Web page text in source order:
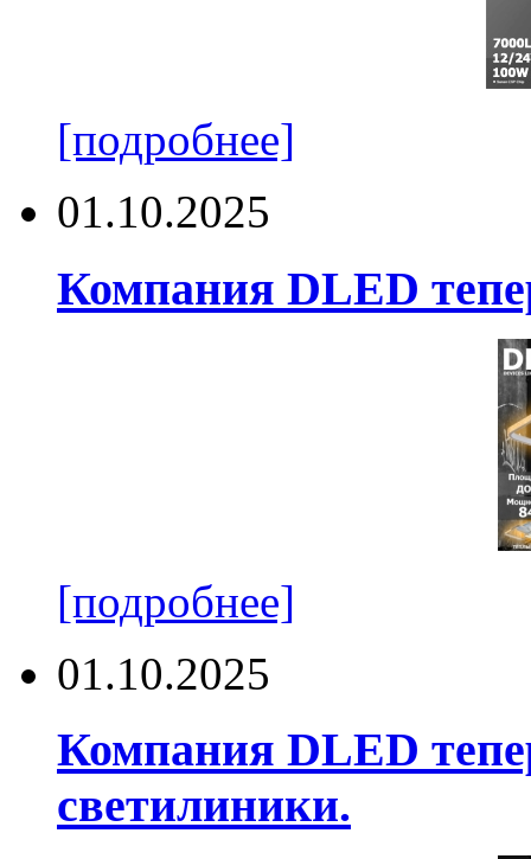
[подробнее]
01.10.2025
Компания DLED
[подробнее]
01.10.2025
Компания DLED
светилиники.